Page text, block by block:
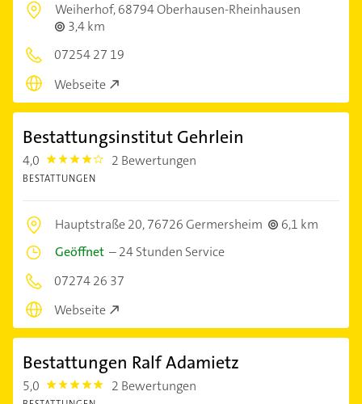
Weiherhof,68794 Oberhausen-Rheinhausen
3,4 km
07254 27 19
Webseite
Bestattungsinstitut Gehrlein
4,0 4.0 2 Bewertungen
BESTATTUNGEN
Hauptstraße 20,76726 Germersheim
6,1 km
Geöffnet –24 Stunden Service
07274 26 37
Webseite
Bestattungen Ralf Adamietz
5,0 5.0 2 Bewertungen